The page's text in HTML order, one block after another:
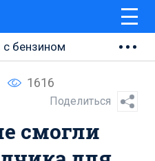
бензином
1616
Поделиться
смогли